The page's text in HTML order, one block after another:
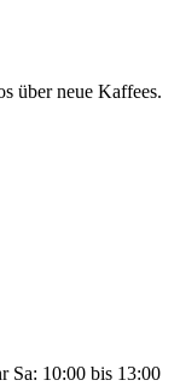
über neue Kaffees.
Sa: 10:00 bis 13:00